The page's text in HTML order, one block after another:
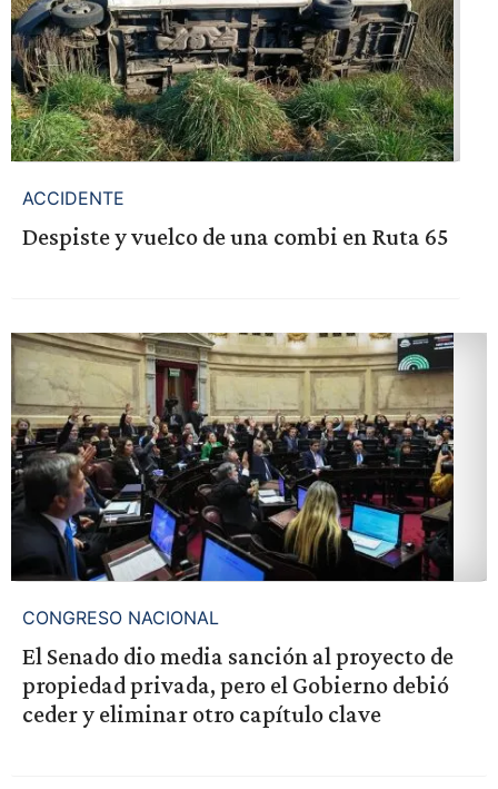
ACCIDENTE
Despiste y vuelco de una combi en Ruta 65
CONGRESO NACIONAL
El Senado dio media sanción al proyecto de
propiedad privada, pero el Gobierno debió
ceder y eliminar otro capítulo clave